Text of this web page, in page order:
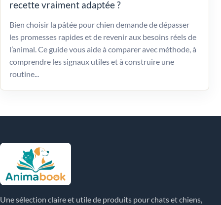
recette vraiment adaptée ?
Bien choisir la pâtée pour chien demande de dépasser
les promesses rapides et de revenir aux besoins réels de
l’animal. Ce guide vous aide à comparer avec méthode, à
comprendre les signaux utiles et à construire une
routine...
Une sélection claire et utile de produits pour chats et chiens,